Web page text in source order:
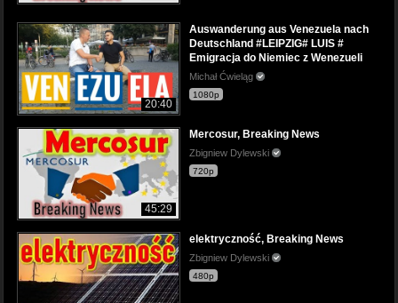
20:40
Auswanderung aus Venezuela nach
Deutschland #LEIPZIG# LUIS #
Emigracja do Niemiec z Wenezueli
Michał Ćwieląg
1080p
45:29
Mercosur, Breaking News
Zbigniew Dylewski
720p
elektryczność, Breaking News
Zbigniew Dylewski
480p